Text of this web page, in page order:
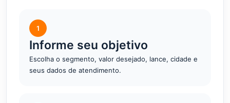
1
Informe seu objetivo
Escolha o segmento, valor desejado, lance, cidade e
seus dados de atendimento.